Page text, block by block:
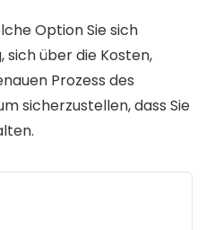
Option Sie sich
sich über die Kosten,
Prozess des
sicherzustellen, dass Sie